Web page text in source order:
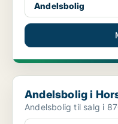
Andelsbolig
Andelsbolig i Horsens
Andelsbolig i
Andelsbolig til salg i